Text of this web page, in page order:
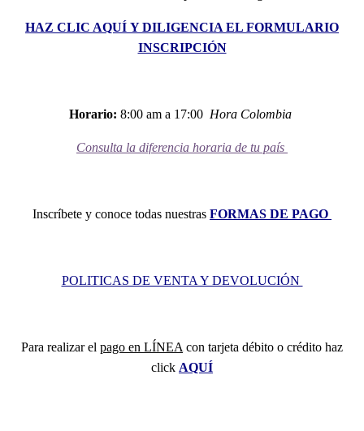
HAZ CLIC AQUÍ Y DILIGENCIA EL FORMULARIO
INSCRIPCIÓN
Horario: 8:00 am a 17:00 Hora Colombia
Consulta la diferencia horaria de tu país
Inscríbete y conoce todas nuestras FORMAS DE PAGO
POLITICAS DE VENTA Y DEVOLUCIÓN
Para realizar el pago en LÍNEA con tarjeta débito o crédito haz
click AQUÍ